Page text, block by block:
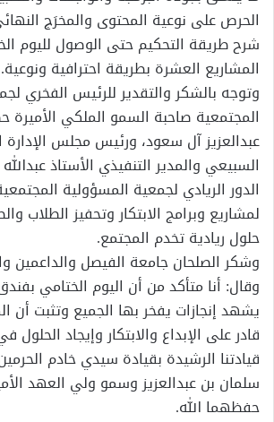
الحرص على نوعية المحتوى والمخرَج
شرح طريقة التحكيم حتى الوصول لليوم
المشاريع العشرة بطريقة احترافية ونوعية.
وتوجه بالشكر والتقدير للرئيس الفخري
المجتمعية صاحبة السمو الملكي
عبدالعزيز آل سعود، ورئيس مجلس
السبيعي والمدير التنفيذي الأستاذ
الدور الريادي لجمعية المسؤولية
لمشاريع وبرامج الابتكار وتحفيز الطلاب
حلول ريادية تخدم المجتمع.
وشكر الصلحان جامعة الفيصل والداعمين
وقال: أنا متأكد من أن اليوم الختامي
يشهد إنجازات يفخر بها الجميع وتثبت أن
قادر على الإبداع والابتكار وإيجاد
قيادتنا الرشيدة بقيادة سيدي خادم
سلمان بن عبدالعزيز وسمو ولي العهد
حفظهما الله.